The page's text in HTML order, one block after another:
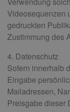
Videosequenzen
gedruckten
Zustimmung des
4. Datenschutz
Sofern innerhalb
Eingabe
Mailadressen,
Preisgabe dieser